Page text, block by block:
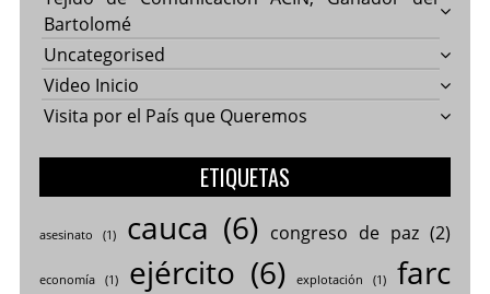
Bartolomé
Uncategorised
Video Inicio
Visita por el País que Queremos
ETIQUETAS
asesinato (1) cauca (6) congreso de paz(2)
economía(1) ejército (6) explotación (1)
farc